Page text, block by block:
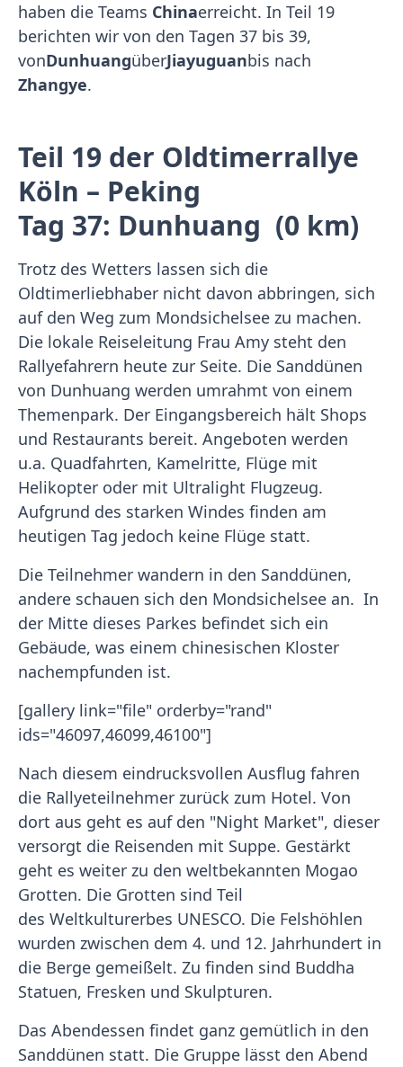
haben die Teams Chinaerreicht. In Teil 19
berichten wir von den Tagen 37 bis 39,
vonDunhuangüberJiayuguanbis nach
Zhangye.
Teil 19 der Oldtimerrallye
Köln – Peking
Tag 37: Dunhuang (0 km)
Trotz des Wetters lassen sich die
Oldtimerliebhaber nicht davon abbringen, sich
auf den Weg zum Mondsichelsee zu machen.
Die lokale Reiseleitung Frau Amy steht den
Rallyefahrern heute zur Seite. Die Sanddünen
von Dunhuang werden umrahmt von einem
Themenpark. Der Eingangsbereich hält Shops
und Restaurants bereit. Angeboten werden
u.a. Quadfahrten, Kamelritte, Flüge mit
Helikopter oder mit Ultralight Flugzeug.
Aufgrund des starken Windes finden am
heutigen Tag jedoch keine Flüge statt.
Die Teilnehmer wandern in den Sanddünen,
andere schauen sich den Mondsichelsee an. In
der Mitte dieses Parkes befindet sich ein
Gebäude, was einem chinesischen Kloster
nachempfunden ist.
[gallery link="file" orderby="rand"
ids="46097,46099,46100"]
Nach diesem eindrucksvollen Ausflug fahren
die Rallyeteilnehmer zurück zum Hotel. Von
dort aus geht es auf den "Night Market", dieser
versorgt die Reisenden mit Suppe. Gestärkt
geht es weiter zu den weltbekannten Mogao
Grotten. Die Grotten sind Teil
des Weltkulturerbes UNESCO. Die Felshöhlen
wurden zwischen dem 4. und 12. Jahrhundert in
die Berge gemeißelt. Zu finden sind Buddha
Statuen, Fresken und Skulpturen.
Das Abendessen findet ganz gemütlich in den
Sanddünen statt. Die Gruppe lässt den Abend